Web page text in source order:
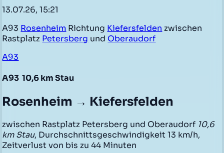
13.07.26, 15:21
A93 Rosenheim Richtung Kiefersfelden zwischen
Rastplatz Petersberg und Oberaudorf
A93
A93 10,6 km Stau
Rosenheim → Kiefersfelden
zwischen Rastplatz Petersberg und Oberaudorf 10,6
km Stau, Durchschnittsgeschwindigkeit 13 km/h,
Zeitverlust von bis zu 44 Minuten